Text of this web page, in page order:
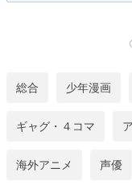
総合 少年漫画
ギャグ・４コマ
海外アニメ 声優